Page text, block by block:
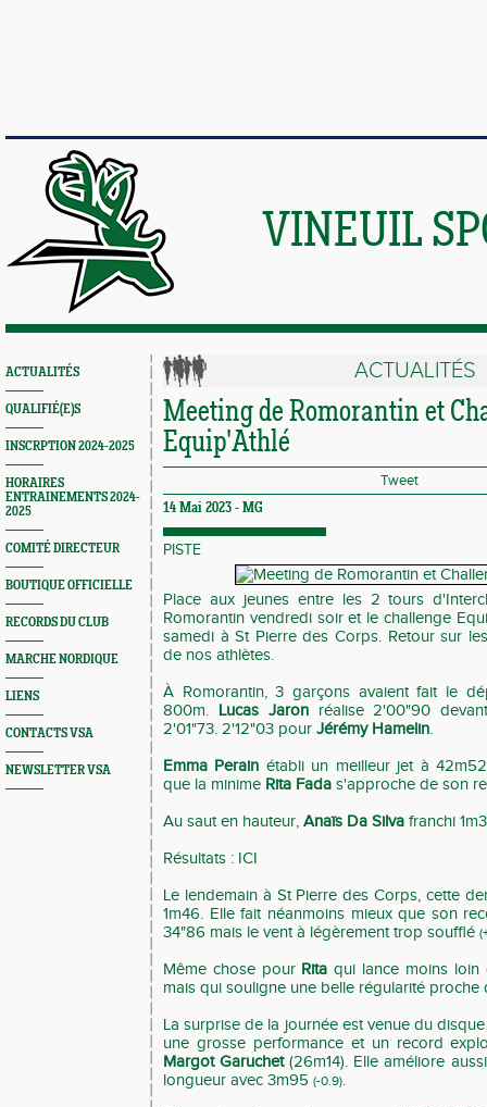
VINEUIL
ACTUALITÉS
QUALIFIÉ(E)S
INSCRPTION 2024-2025
HORAIRES
ENTRAINEMENTS 2024-
2025
COMITÉ DIRECTEUR
BOUTIQUE OFFICIELLE
RECORDS DU CLUB
MARCHE NORDIQUE
LIENS
CONTACTS VSA
NEWSLETTER VSA
ACTUALITÉS
Meeting de Romorantin et
Equip'Athlé
Tweet
14 Mai 2023 - MG
PISTE
Place aux jeunes entre les 2 tours
Romorantin vendredi soir et le challenge
samedi à St Pierre des Corps. Retour sur
de nos athlètes.
À Romorantin, 3 garçons avaient fait le
800m. Lucas Jaronréalise 2'00"90
2'01"73. 2'12"03 pour Jérémy Hamelin.
Emma Perain établi un meilleur jet à
que la minime Rita Fada s'approche de son
Au saut en hauteur, Anaïs Da Silva franchi
Résultats : ICI
Le lendemain à St Pierre des Corps, cette
1m46. Elle fait néanmoins mieux que son
34"86 mais le vent à légèrement trop soufflé
Même chose pour Ritaqui lance moins loin
mais qui souligne une belle régularité proche
La surprise de la journée est venue du
une grosse performance et un record
Margot Garuchet(26m14). Elle améliore
longueur avec 3m95 (-0.9).